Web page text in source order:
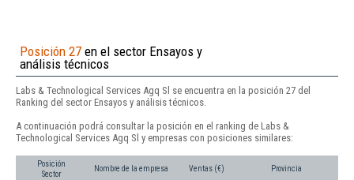
Posición 27 en el sector Ensayos y
análisis técnicos
Labs & Technological Services Agq Sl se encuentra en la posición 27 del
Ranking del sector Ensayos y análisis técnicos.
A continuación podrá consultar la posición en el ranking de Labs &
Technological Services Agq Sl y empresas con posiciones similares:
Posición
Sector
Nombre de la empresa Ventas (€) Provincia